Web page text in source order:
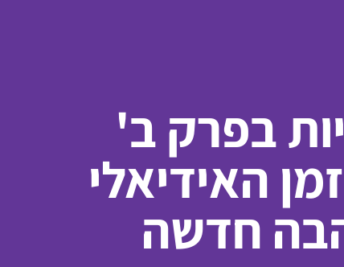
בפרק ב'
האידיאלי
חדשה